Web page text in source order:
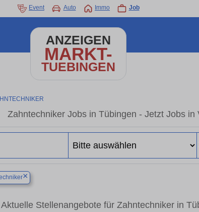
Event Auto Immo Job
ANZEIGEN
MARKT-
TUEBINGEN
Zahntechniker Jobs in Tübingen - Jetzt Jobs in
×
Aktuelle Stellenangebote für Zahntechniker in